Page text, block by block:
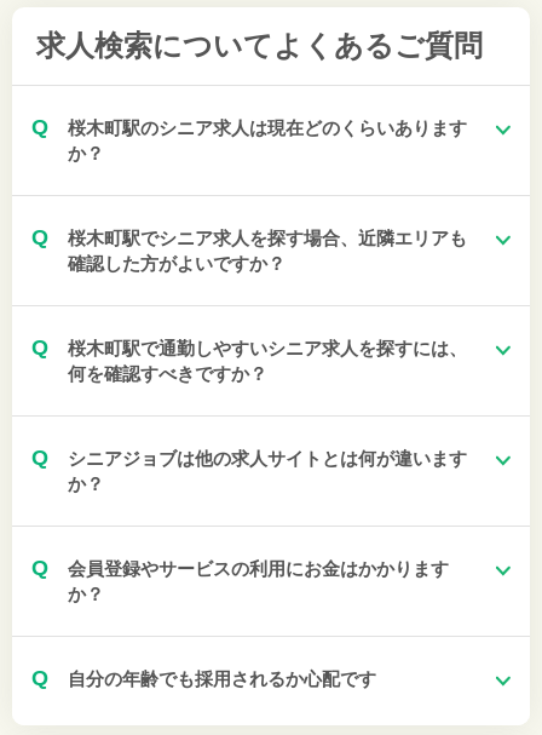
求人検索について よくあるご質問
Q
桜木町駅のシニア求人は現在どのくらいあります
か？
Q
桜木町駅でシニア求人を探す場合、近隣エリアも
確認した方がよいですか？
Q
桜木町駅で通勤しやすいシニア求人を探すには、
何を確認すべきですか？
Q
シニアジョブは他の求人サイトとは何が違います
か？
Q
会員登録やサービスの利用にお金はかかります
か？
Q 自分の年齢でも採用されるか心配です